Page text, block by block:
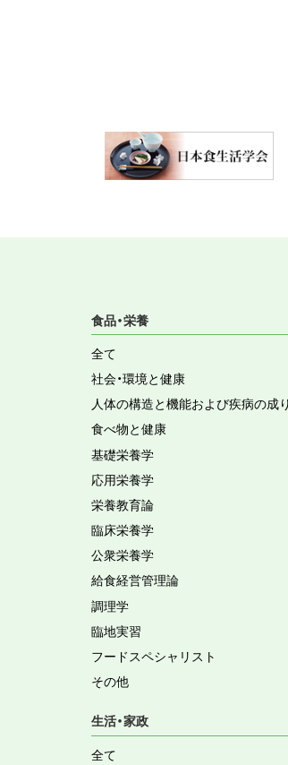
食品・栄養
全て
社会・環境と健康
人体の構造と機能および疾病の成
食べ物と健康
基礎栄養学
応用栄養学
栄養教育論
臨床栄養学
公衆栄養学
給食経営管理論
調理学
臨地実習
フードスペシャリスト
その他
生活・家政
全て